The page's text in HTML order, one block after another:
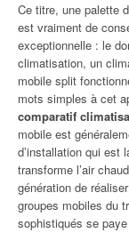
Ce titre, une palette
est vraiment de
exceptionnelle : le
climatisation, un
mobile split
mots simples à cet
comparatif
mobile est
d’installation qui est
transforme l’air
génération de
groupes mobiles du
sophistiqués se